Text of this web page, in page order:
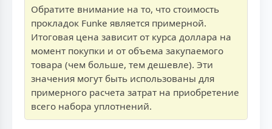
Обратите внимание на то, что стоимость
прокладок Funke является примерной.
Итоговая цена зависит от курса доллара на
момент покупки и от объема закупаемого
товара (чем больше, тем дешевле). Эти
значения могут быть использованы для
примерного расчета затрат на приобретение
всего набора уплотнений.